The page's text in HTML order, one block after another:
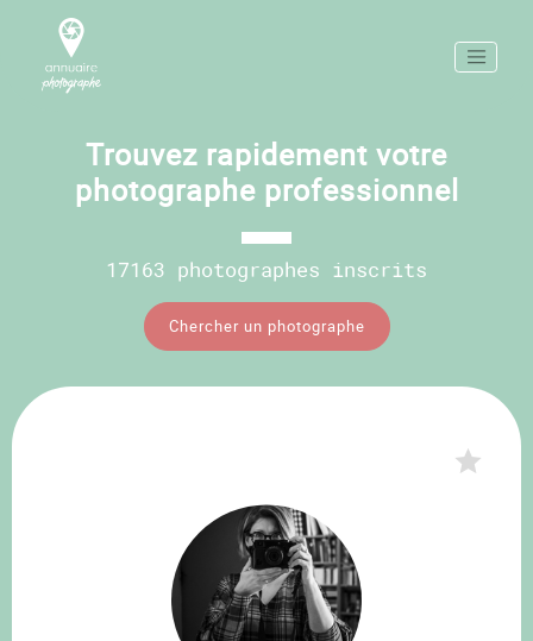
Trouvez rapidement votre
photographe professionnel
17163 photographes inscrits
Chercher un photographe